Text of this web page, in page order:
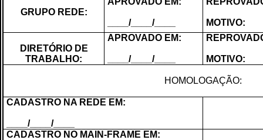
GRUPO REDE:
____/____/____ MOTIVO:
DIRETÓRIO DE
TRABALHO:
APROVADO EM:
____/____/____ MOTIVO:
HOMOLOGAÇÃO:
CADASTRO NA REDE EM:
____/____/____
CADASTRO NO MAIN-FRAME EM: